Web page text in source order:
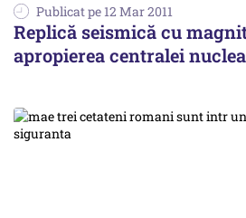
Publicat pe 12 Mar 2011
Replică seismică cu
apropierea centralei